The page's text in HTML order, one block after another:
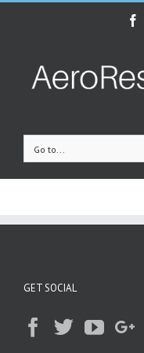
Go to...
GET SOCIAL